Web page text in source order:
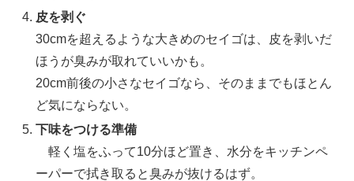
皮を剥ぐ
30cmを超えるような大きめのセイゴは、皮を剥いだ
ほうが臭みが取れていいかも。
20cm前後の小さなセイゴなら、そのままでもほとん
ど気にならない。
下味をつける準備
軽く塩をふって10分ほど置き、水分をキッチンペ
ーパーで拭き取ると臭みが抜けるはず。